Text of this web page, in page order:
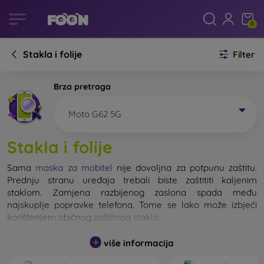
0
Stakla i folije Filter
Brza pretraga
Moto G62 5G
Stakla i folije
Sama maska za mobitel nije dovoljna za potpunu zaštitu.
Prednju stranu uređaja trebali biste zaštititi kaljenim
staklom. Zamjena razbijenog zaslona spada među
najskuplje popravke telefona. Tome se lako može izbjeći
korištenjem običnog zaštitnog stakla
Nerazbijivo staklo za mobitel ne postoji, ali u većini slučajeva
više informacija